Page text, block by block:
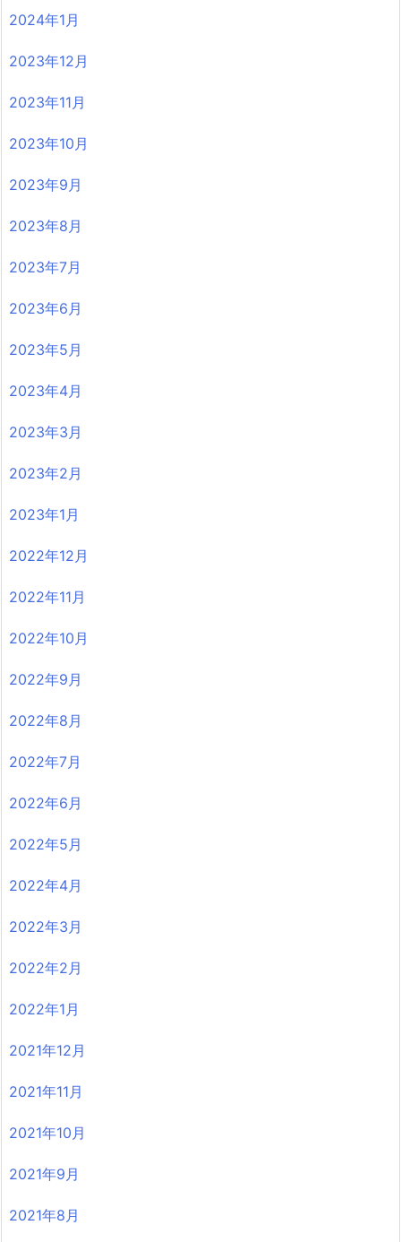
2024年1月
2023年12月
2023年11月
2023年10月
2023年9月
2023年8月
2023年7月
2023年6月
2023年5月
2023年4月
2023年3月
2023年2月
2023年1月
2022年12月
2022年11月
2022年10月
2022年9月
2022年8月
2022年7月
2022年6月
2022年5月
2022年4月
2022年3月
2022年2月
2022年1月
2021年12月
2021年11月
2021年10月
2021年9月
2021年8月